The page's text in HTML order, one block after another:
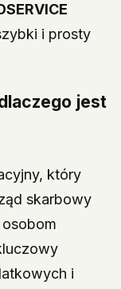
i prosty
jest
który
skarbowy
i